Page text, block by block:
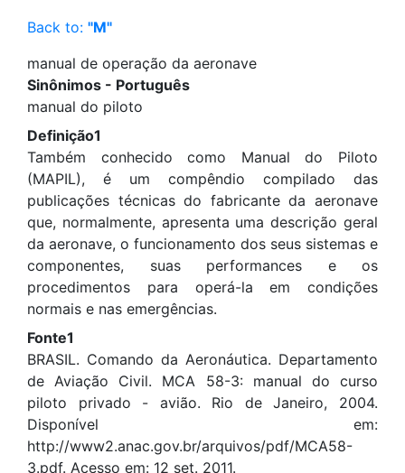
Back to: "M"
manual de operação da aeronave
Sinônimos - Português
manual do piloto
Definição1
Também conhecido como Manual do Piloto
(MAPIL), é um compêndio compilado das
publicações técnicas do fabricante da aeronave
que, normalmente, apresenta uma descrição geral
da aeronave, o funcionamento dos seus sistemas e
componentes, suas performances e os
procedimentos para operá-la em condições
normais e nas emergências.
Fonte1
BRASIL. Comando da Aeronáutica. Departamento
de Aviação Civil. MCA 58-3: manual do curso
piloto privado - avião. Rio de Janeiro, 2004.
Disponível em:
http://www2.anac.gov.br/arquivos/pdf/MCA58-
3.pdf. Acesso em: 12 set. 2011.